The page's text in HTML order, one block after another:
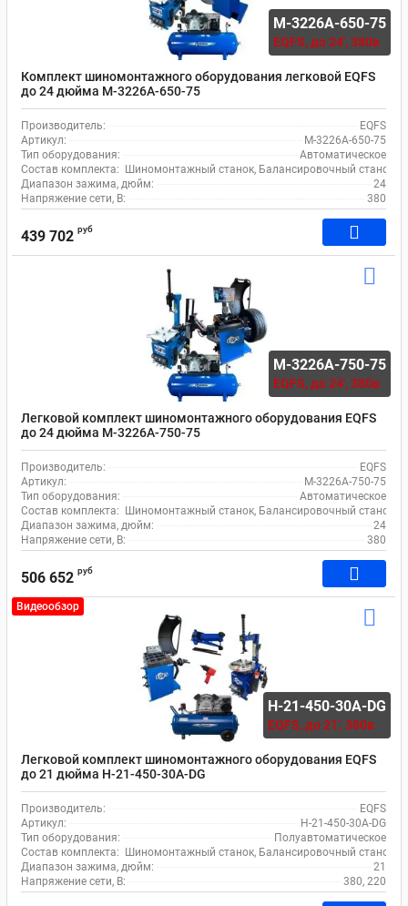
M-3226A-650-75
EQFS,до 24', 380в
Комплект шиномонтажного оборудования легковой EQFS
до 24 дюйма M-3226A-650-75
Производитель:
EQFS
Артикул:
M-3226A-650-75
Тип оборудования:
Автоматическое
Состав комплекта:
Шиномонтажный станок, Балансировочный станок,
Диапазон зажима, дюйм:
24
Напряжение сети, В:
380
439 702 руб
M-3226A-750-75
EQFS,до 24', 380в
Легковой комплект шиномонтажного оборудования EQFS
до 24 дюйма M-3226A-750-75
Производитель:
EQFS
Артикул:
M-3226A-750-75
Тип оборудования:
Автоматическое
Состав комплекта:
Шиномонтажный станок, Балансировочный станок,
Диапазон зажима, дюйм:
24
Напряжение сети, В:
380
506 652 руб
Видеообзор
H-21-450-30A-DG
EQFS,до 21', 380в
Легковой комплект шиномонтажного оборудования EQFS
до 21 дюйма H-21-450-30A-DG
Производитель:
EQFS
Артикул:
H-21-450-30A-DG
Тип оборудования:
Полуавтоматическое
Состав комплекта:
Шиномонтажный станок, Балансировочный станок,
Диапазон зажима, дюйм:
21
Напряжение сети, В:
380, 220